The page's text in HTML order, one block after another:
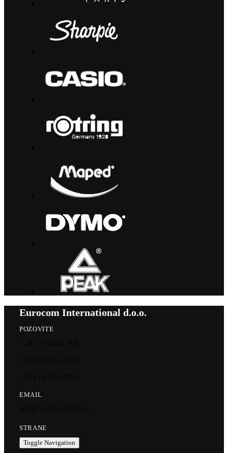
Eurocom International d.o.o.
POZOVITE
EMAIL
STRANE
Toggle Navigation